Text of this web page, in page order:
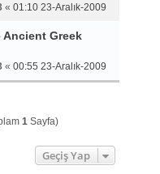
« 01:10 23-Aralık-2009
Greek
« 00:55 23-Aralık-2009
1 Sayfa)
Geçiş Yap